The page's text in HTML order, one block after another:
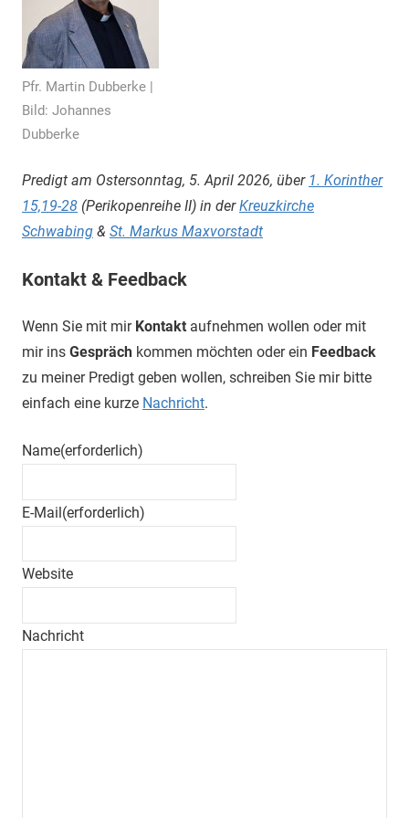
Pfr. Martin Dubberke |
Bild: Johannes
Dubberke
Predigt am Ostersonntag, 5. April 2026, über 1. Korinther
15,19-28 (Perikopenreihe II) in derKreuzkirche
Schwabing & St. Markus Maxvorstadt
Kontakt & Feedback
Wenn Sie mit mir Kontakt aufnehmen wollen oder mit
mir ins Gespräch kommen möchten oder ein Feedback
zu meiner Predigt geben wollen, schreiben Sie mir bitte
einfach eine kurze Nachricht.
Name(erforderlich)
E-Mail(erforderlich)
Website
Nachricht